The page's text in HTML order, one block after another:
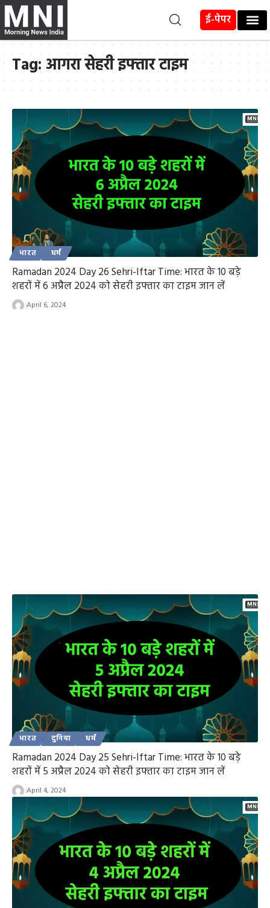
ई-पेपर
Tag: आगरा सेहरी इफ्तार टाइम
भारत धर्म
Ramadan 2024 Day 26 Sehri-Iftar Time: भारत के 10 बड़े
शहरों में 6 अप्रैल 2024 को सेहरी इफ्तार का टाइम जान लें
April 6, 2024
भारत दुनिया धर्म
Ramadan 2024 Day 25 Sehri-Iftar Time: भारत के 10 बड़े
शहरों में 5 अप्रैल 2024 को सेहरी इफ्तार का टाइम जान लें
April 4, 2024